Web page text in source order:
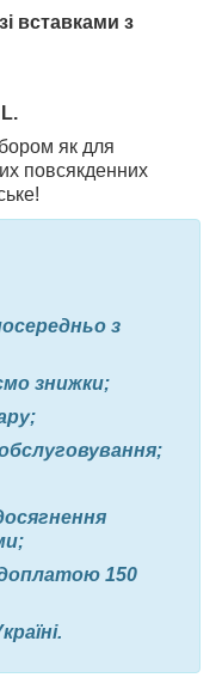
вставками з
як для
повсякденних
з
знижки;
150